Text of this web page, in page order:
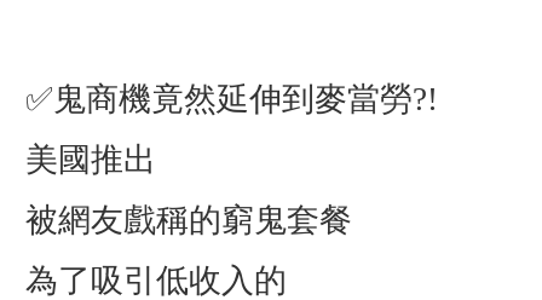
✅鬼商機竟然延伸到麥當勞?!
美國推出
被網友戲稱的窮鬼套餐
為了吸引低收入的